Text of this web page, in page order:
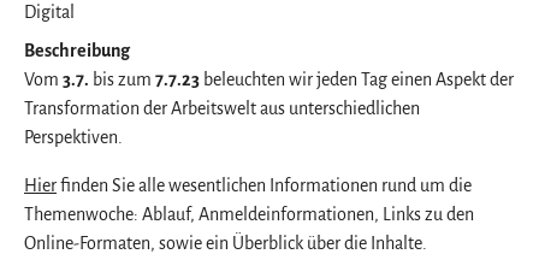
Digital
Beschreibung
Vom 3.7. bis zum 7.7.23 beleuchten wir jeden Tag einen Aspekt der
Transformation der Arbeitswelt aus unterschiedlichen
Perspektiven.
Hierfinden Sie alle wesentlichen Informationen rund um die
Themenwoche: Ablauf, Anmeldeinformationen, Links zu den
Online-Formaten, sowie ein Überblick über die Inhalte.